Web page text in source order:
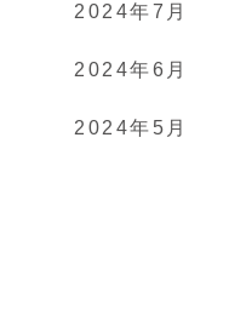
2024年7月
2024年6月
2024年5月